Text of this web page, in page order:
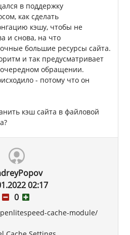
в поддержку
как сделать
кэшу, чтобы не
и снова, на что
большие ресурсы сайта.
и так предусматривает
обращении.
- потому что он
кэш сайта в файловой
02:17
0
cache-module/